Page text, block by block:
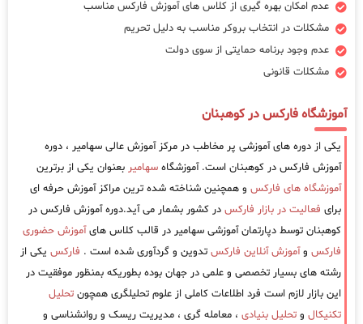
عدم امکان بهره گیری از کلاس های آموزش فارکس مناسب
مشکلات در انتخاب بروکر مناسب به دلیل تحریم
عدم وجود برنامه حمایتی از سوی دولت
مشکلات قانونی
آموزشگاه فارکس در کوهبنان
یکی از دوره های آموزشی پر مخاطب در مرکز آموزش عالی سهامیر ، دوره
آموزش فارکس در کوهبنان است. آموزشگاه سهامیر بعنوان یکی از برترین
آموزشگاه های فارکس و همچنین شناخته شده ترین مراکز آموزش حرفه ای
برای فعالیت در بازار فارکس در کشور بشمار می آید.دوره آموزش فارکس در
کوهبنان توسط دپارتمان آموزشی سهامیر در قالب کلاس هایآموزش حضوری
فارکس وآموزش آنلاین فارکس تدوین و گردآوری شده است . فارکس یکی از
رشته های بسیار تخصصی و علمی در جهان بوده بطوریکه بمنظور موفقیت در
این بازار لازم است فرد اطلاعات کاملی از علوم تحلیلگری همچون تحلیل
تکنیکال و تحلیل بنیادی ، معامله گری ، مدیریت ریسک و روانشناسی و